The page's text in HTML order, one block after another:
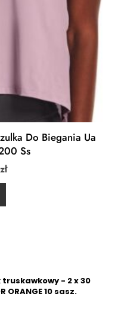
Do Biegania Ua
Ss
zł
truskawkowy - 2 x 30
ORANGE 10 sasz.